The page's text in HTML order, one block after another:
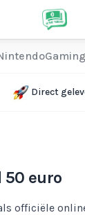
Gaming
Direct
50 euro
officiële